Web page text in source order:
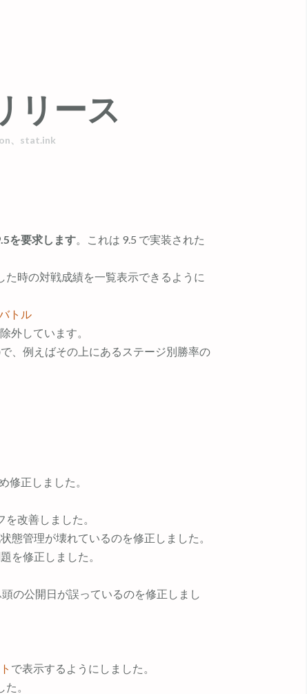
リース
、 stat.ink
を要求します。これは 9.5 で実装された
時の対戦成績を一覧表示できるように
トル
外しています。
、例えばその上にあるステージ別勝率の
修正しました。
改善しました。
態管理が壊れているのを修正しました。
を修正しました。
の公開日が誤っているのを修正しまし
で表示するようにしました。
。